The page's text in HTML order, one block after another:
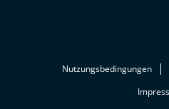
Nutzungsbedingungen